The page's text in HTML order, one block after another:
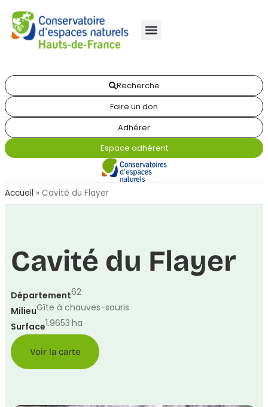
Recherche
Faire un don
Adhérer
Espace adhérent
Accueil » Cavité du Flayer
Cavité du Flayer
Département62
MilieuGîte à chauves-souris
Surface1.9653 ha
Voir la carte